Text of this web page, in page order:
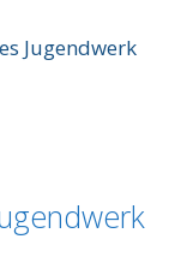
Jugendwerk